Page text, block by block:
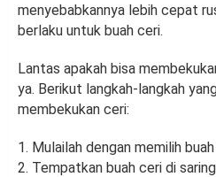
menyebabkannya lebih cepat
berlaku untuk buah ceri.
Lantas apakah bisa
ya. Berikut langkah-langkah
membekukan ceri:
1. Mulailah dengan memilih
2. Tempatkan buah ceri di